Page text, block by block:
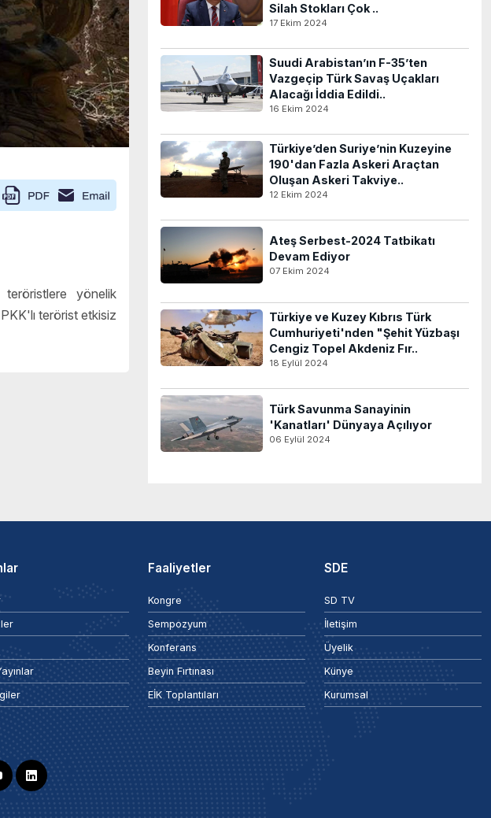
teröristlere yönelik
terörist etkisiz
Silah Stokları Çok ..
17 Ekim 2024
Suudi Arabistan’ın F-35’ten
Vazgeçip Türk Savaş Uçakları
Alacağı İddia Edildi..
16 Ekim 2024
Türkiye’den Suriye’nin Kuzeyine
190'dan Fazla Askeri Araçtan
Oluşan Askeri Takviye..
12 Ekim 2024
Ateş Serbest-2024 Tatbikatı
Devam Ediyor
07 Ekim 2024
Türkiye ve Kuzey Kıbrıs Türk
Cumhuriyeti'nden "Şehit Yüzbaşı
Cengiz Topel Akdeniz Fır..
18 Eylül 2024
Türk Savunma Sanayinin
'Kanatları' Dünyaya Açılıyor
06 Eylül 2024
Faaliyetler
Kongre
Sempozyum
Konferans
Beyin Fırtınası
EİK Toplantıları
SDE
SD TV
İletişim
Üyelik
Künye
Kurumsal